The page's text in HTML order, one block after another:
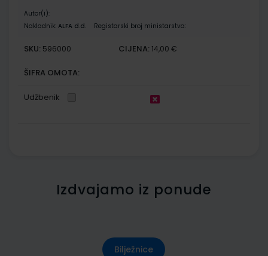
Autor(i):
Nakladnik: ALFA d.d. Registarski broj ministarstva:
SKU: 596000 CIJENA: 14,00 €
ŠIFRA OMOTA:
Udžbenik
Izdvajamo iz ponude
Bilježnice